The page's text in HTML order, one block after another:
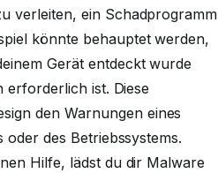
verleiten, ein Schadprogramm
könnte behauptet werden,
Gerät entdeckt wurde
erforderlich ist. Diese
den Warnungen eines
des Betriebssystems.
Hilfe, lädst du dir Malware